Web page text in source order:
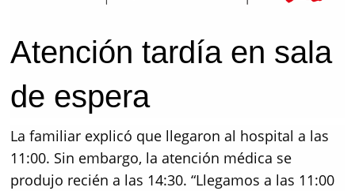
Atención tardía en sala
de espera
La familiar explicó que llegaron al hospital a las
11:00. Sin embargo, la atención médica se
produjo recién a las 14:30. “Llegamos a las 11:00